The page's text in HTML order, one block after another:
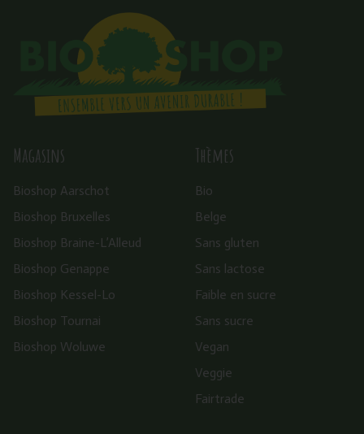
Magasins
Bioshop Aarschot
Bioshop Bruxelles
Bioshop Braine-L’Alleud
Bioshop Genappe
Bioshop Kessel-Lo
Bioshop Tournai
Bioshop Woluwe
Thèmes
Bio
Belge
Sans gluten
Sans lactose
Faible en sucre
Sans sucre
Vegan
Veggie
Fairtrade